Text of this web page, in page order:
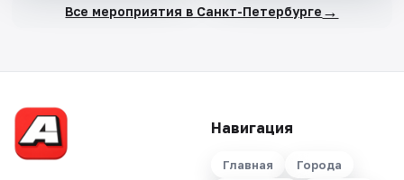
Все мероприятия в Санкт-Петербурге →
Навигация
Главная
Города